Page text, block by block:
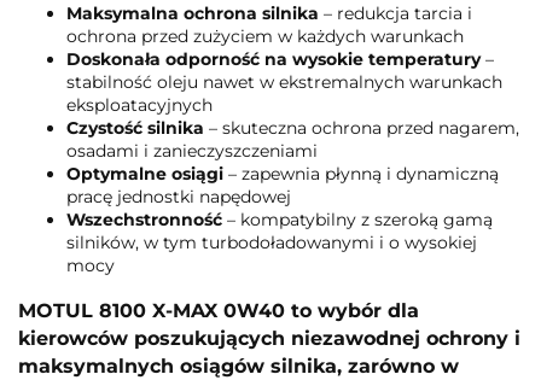
Maksymalna ochrona silnika – redukcja tarcia i
ochrona przed zużyciem w każdych warunkach
Doskonała odporność na wysokie temperatury–
stabilność oleju nawet w ekstremalnych warunkach
eksploatacyjnych
Czystość silnika – skuteczna ochrona przed nagarem,
osadami i zanieczyszczeniami
Optymalne osiągi – zapewnia płynną i dynamiczną
pracę jednostki napędowej
Wszechstronność – kompatybilny z szeroką gamą
silników, w tym turbodoładowanymi i o wysokiej
mocy
MOTUL 8100 X-MAX 0W40 to wybór dla
kierowców poszukujących niezawodnej ochrony i
maksymalnych osiągów silnika, zarówno w